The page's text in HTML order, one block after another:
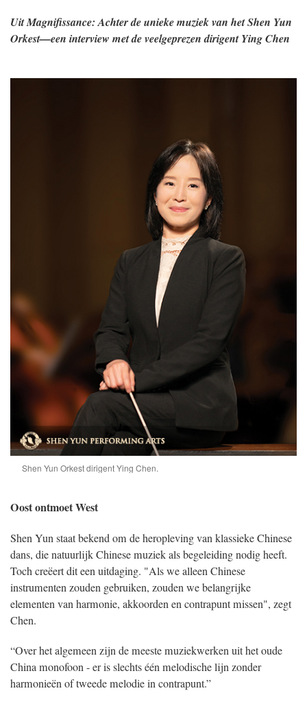
Uit Magnifissance: Achter de unieke muziek van het Shen Yun
Orkest—een interview met de veelgeprezen dirigent Ying Chen
Shen Yun Orkest dirigent Ying Chen.
Oost ontmoet West
Shen Yun staat bekend om de heropleving van klassieke Chinese
dans, die natuurlijk Chinese muziek als begeleiding nodig heeft.
Toch creëert dit een uitdaging. "Als we alleen Chinese
instrumenten zouden gebruiken, zouden we belangrijke
elementen van harmonie, akkoorden en contrapunt missen", zegt
Chen.
“Over het algemeen zijn de meeste muziekwerken uit het oude
China monofoon - er is slechts één melodische lijn zonder
harmonieën of tweede melodie in contrapunt.”